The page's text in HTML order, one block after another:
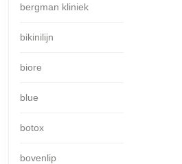
bergman kliniek
bikinilijn
biore
blue
botox
bovenlip